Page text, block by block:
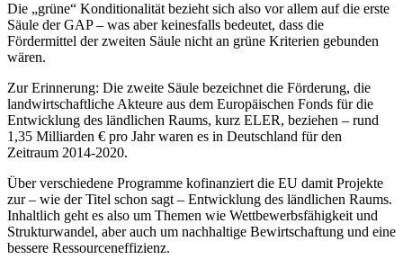
Die „grüne“ Konditionalität bezieht sich also vor allem auf die erste
Säule der GAP – was aber keinesfalls bedeutet, dass die
Fördermittel der zweiten Säule nicht an grüne Kriterien gebunden
wären.
Zur Erinnerung: Die zweite Säule bezeichnet die Förderung, die
landwirtschaftliche Akteure aus dem Europäischen Fonds für die
Entwicklung des ländlichen Raums, kurz ELER, beziehen – rund
1,35 Milliarden € pro Jahr waren es in Deutschland für den
Zeitraum 2014-2020.
Über verschiedene Programme kofinanziert die EU damit Projekte
zur – wie der Titel schon sagt – Entwicklung des ländlichen Raums.
Inhaltlich geht es also um Themen wie Wettbewerbsfähigkeit und
Strukturwandel, aber auch um nachhaltige Bewirtschaftung und eine
bessere Ressourceneffizienz.